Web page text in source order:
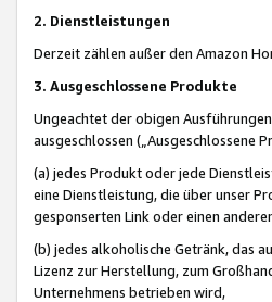
2. Dienstleistungen
Derzeit zählen außer den Amazon
3. Ausgeschlossene Produkte
Ungeachtet der obigen
ausgeschlossen („Ausgeschlossene
(a) jedes Produkt oder jede
eine Dienstleistung, die über unser
gesponserten Link oder einen
(b) jedes alkoholische Getränk, das
Lizenz zur Herstellung, zum
Unternehmens betrieben wird,